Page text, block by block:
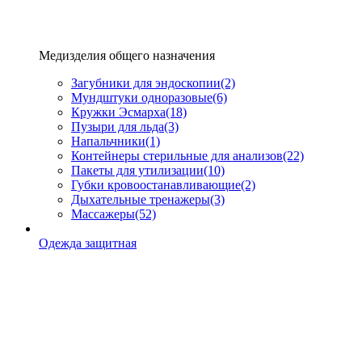
Медизделия общего назначения
Загубники для эндоскопии(2)
Мундштуки одноразовые(6)
Кружки Эсмарха(18)
Пузыри для льда(3)
Напальчники(1)
Контейнеры стерильные для анализов(22)
Пакеты для утилизации(10)
Губки кровоостанавливающие(2)
Дыхательные тренажеры(3)
Массажеры(52)
Одежда защитная